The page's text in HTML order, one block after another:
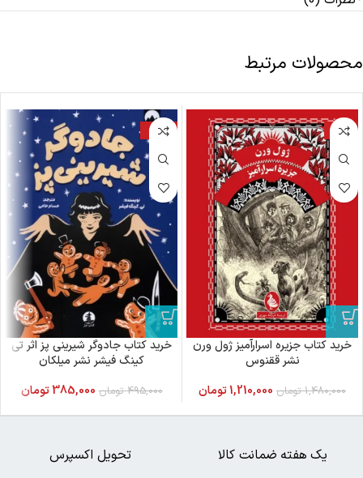
محصولات مرتبط
-18%
خرید کتاب جزیره اسرارآمیز ژول ورن
نشر ققنوس
1,480,000 تومان 1,210,000تومان
-22%
خرید کتاب جادوگر شیرینی پز اثر تی
کینگ فیشر نشر میلکان
495,000 تومان 385,000تومان
تحویل اکسپرس یک هفته ضمانت کالا